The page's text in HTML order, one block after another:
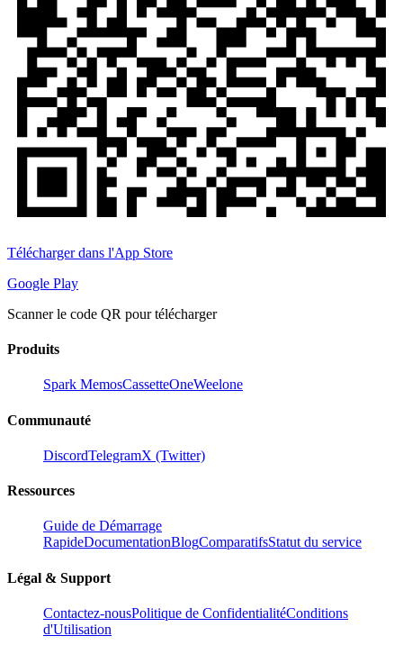
Télécharger dans l'App Store
Google Play
Scanner le code QR pour télécharger
Produits
Spark MemosCassetteOneWeelone
Communauté
DiscordTelegramX (Twitter)
Ressources
Guide de Démarrage
RapideDocumentationBlogComparatifsStatut du service
Légal & Support
Contactez-nousPolitique de ConfidentialitéConditions
d'Utilisation